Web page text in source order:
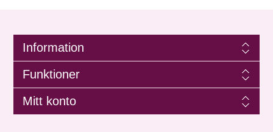
Information
Funktioner
Mitt konto